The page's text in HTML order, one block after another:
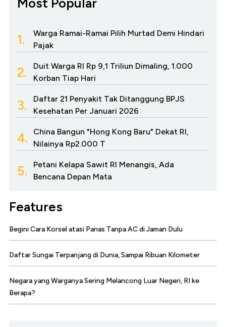
1.
Warga Ramai-Ramai Pilih Murtad Demi Hindari
Pajak
2.
Duit Warga RI Rp 9,1 Triliun Dimaling, 1.000
Korban Tiap Hari
3.
Daftar 21 Penyakit Tak Ditanggung BPJS
Kesehatan Per Januari 2026
4.
China Bangun "Hong Kong Baru" Dekat RI,
Nilainya Rp2.000 T
5.
Petani Kelapa Sawit RI Menangis, Ada
Bencana Depan Mata
Features
Begini Cara Korsel atasi Panas Tanpa AC di Jaman Dulu
Daftar Sungai Terpanjang di Dunia, Sampai Ribuan Kilometer
Negara yang Warganya Sering Melancong Luar Negeri, RI ke
Berapa?